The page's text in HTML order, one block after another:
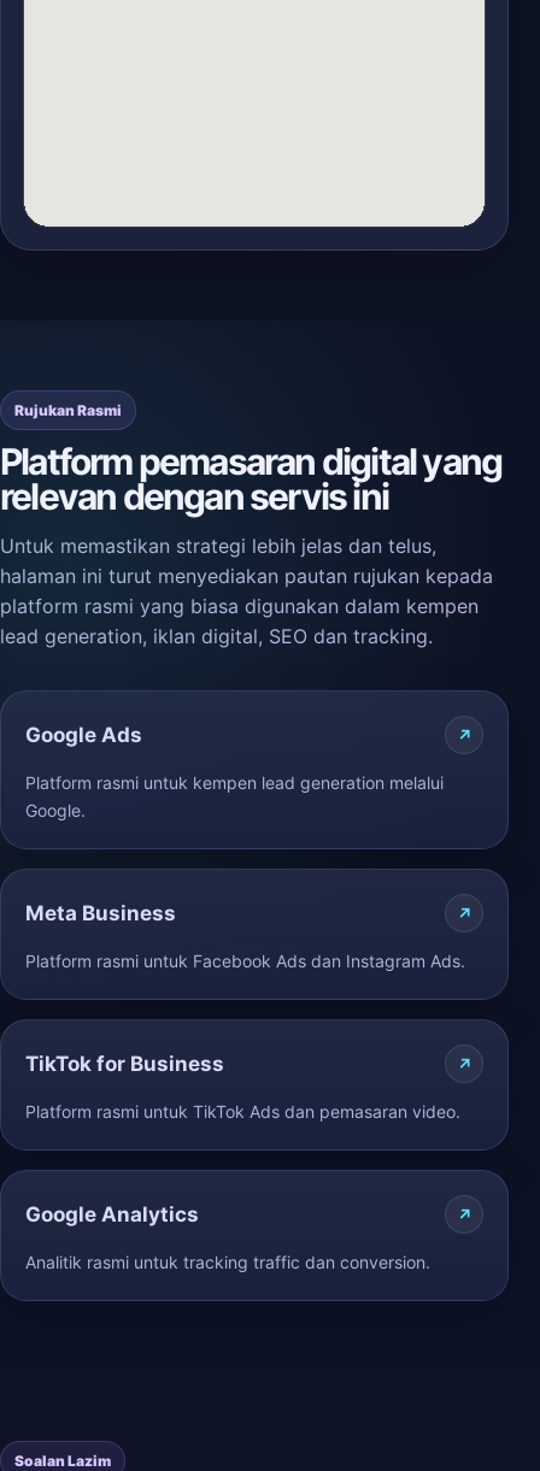
Rujukan Rasmi
Platform pemasaran digital yang
relevan dengan servis ini
Untuk memastikan strategi lebih jelas dan telus,
halaman ini turut menyediakan pautan rujukan kepada
platform rasmi yang biasa digunakan dalam kempen
lead generation, iklan digital, SEO dan tracking.
Google Ads
Platform rasmi untuk kempen lead generation melalui
Google.
Meta Business
Platform rasmi untuk Facebook Ads dan Instagram Ads.
TikTok for Business
Platform rasmi untuk TikTok Ads dan pemasaran video.
Google Analytics
Analitik rasmi untuk tracking traffic dan conversion.
Soalan Lazim